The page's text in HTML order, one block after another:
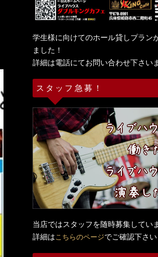
学生様に向けてのホール貸しプラン
ました！
詳細は電話にてお問い合わせ下さい
スタッフ急募！
当店ではスタッフを随時募集してい
詳細はこちらのページでご確認下さい